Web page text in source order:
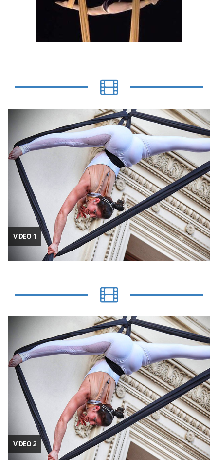
VIDEO 1
VIDEO 2